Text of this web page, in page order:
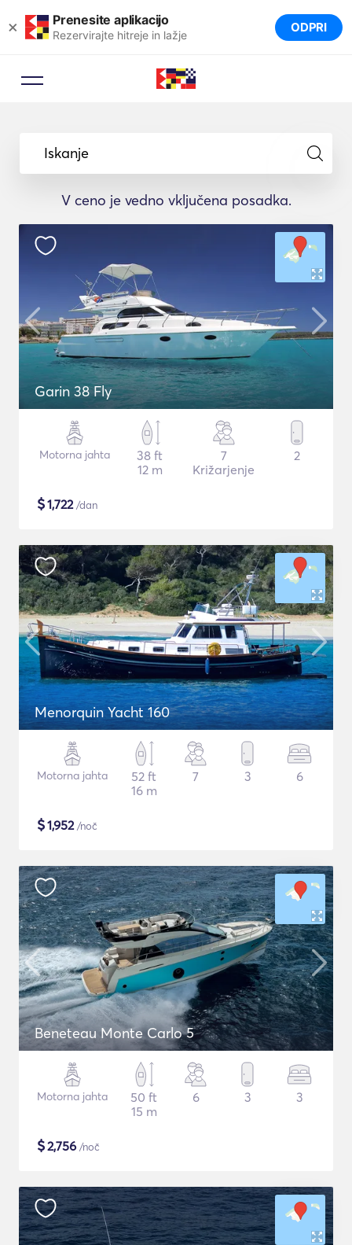
× Prenesite aplikacijo
Rezervirajte hitreje in lažje ODPRI
Iskanje
V ceno je vedno vključena posadka.
Garin 38 Fly
Motorna jahta
38 ft
12 m
7
Križarjenje
2
$1,722/dan
Menorquin Yacht 160
Motorna jahta
52 ft
16 m
7 3 6
$1,952/noč
Beneteau Monte Carlo 5
Motorna jahta
50 ft
15 m
6 3 3
$2,756 /noč